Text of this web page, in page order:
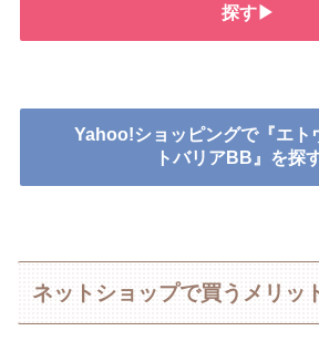
探す▶
Yahoo!ショッピングで『エト
トバリアBB』を探
ネットショップで買うメリッ